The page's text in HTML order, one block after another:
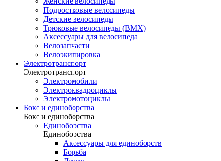
Подростковые велосипеды
Детские велосипеды
Трюковые велосипеды (BMX)
Аксессуары для велосипеда
Велозапчасти
Велоэкипировка
Электротранспорт
Электротранспорт
Электромобили
Электроквадроциклы
Электромотоциклы
Бокс и единоборства
Бокс и единоборства
Единоборства
Единоборства
Аксессуары для единоборств
Борьба